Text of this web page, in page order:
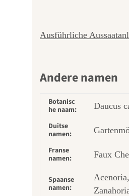
Ausführliche
Andere namen
Botanisc
he naam:
Daucus
Duitse
namen:
Franse
namen:
Faux
Spaanse
namen: